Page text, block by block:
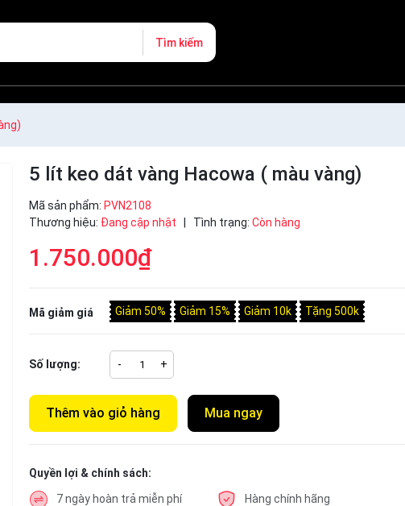
Tìm kiếm
5 lít keo dát vàng Hacowa ( màu vàng)
Mã sản phẩm: PVN2108
Thương hiệu: Đang cập nhật | Tình trạng: Còn hàng
1.750.000₫
Mã giảm giá Giảm 50% Giảm 15% Giảm 10k Tặng 500k
Số lượng: - +
Thêm vào giỏ hàng Mua ngay
Quyền lợi & chính sách:
7 ngày hoàn trả miễn phí Hàng chính hãng